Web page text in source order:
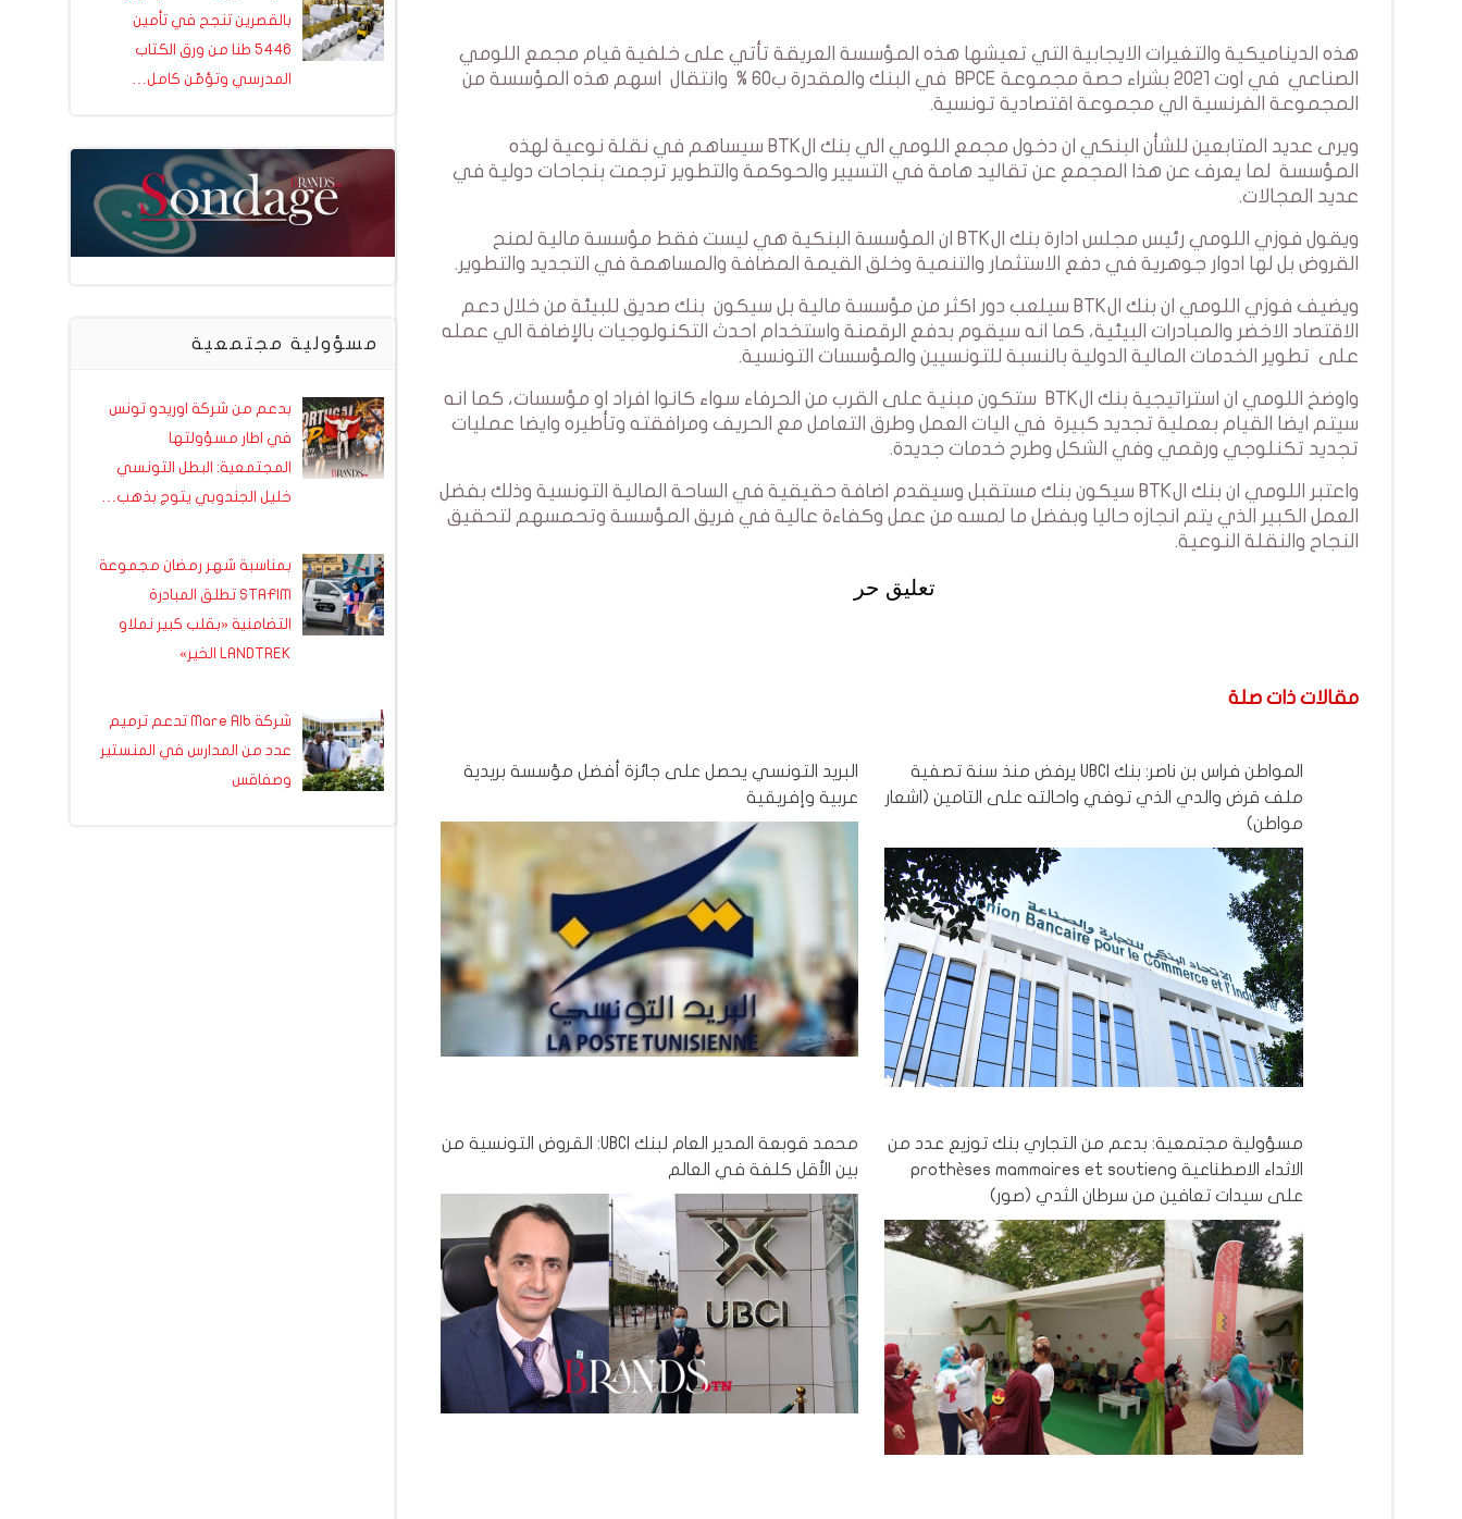
هذه الديناميكية والتغيرات الايجابية التي تعيشها هذه المؤسسة العريقة تأتي على خلفية قيام مجمع اللومي
الصناعي في اوت 2021 بشراء حصة مجموعة BPCE في البنك والمقدرة ب60 % وانتقال اسهم هذه المؤسسة من
المجموعة الفرنسية الي مجموعة اقتصادية تونسية.
ويرى عديد المتابعين للشأن البنكي ان دخول مجمع اللومي الي بنك الBTK سيساهم في نقلة نوعية لهذه
المؤسسة لما يعرف عن هذا المجمع عن تقاليد هامة في التسيير والحوكمة والتطوير ترجمت بنجاحات دولية في
عديد المجالات.
ويقول فوزي اللومي رئيس مجلس ادارة بنك الBTK ان المؤسسة البنكية هي ليست فقط مؤسسة مالية لمنح
القروض بل لها ادوار جوهرية في دفع الاستثمار والتنمية وخلق القيمة المضافة والمساهمة في التجديد والتطوير.
ويضيف فوزي اللومي ان بنك الBTK سيلعب دور اكثر من مؤسسة مالية بل سيكون بنك صديق للبيئة من خلال دعم
الاقتصاد الاخضر والمبادرات البيئية، كما انه سيقوم بدفع الرقمنة واستخدام احدث التكنولوجيات بالإضافة الي عمله
على تطوير الخدمات المالية الدولية بالنسبة للتونسيين والمؤسسات التونسية.
واوضخ اللومي ان استراتيجية بنك الBTK ستكون مبنية على القرب من الحرفاء سواء كانوا افراد او مؤسسات، كما انه
سيتم ايضا القيام بعملية تجديد كبيرة في اليات العمل وطرق التعامل مع الحريف ومرافقته وتأطيره وايضا عمليات
تجديد تكنلوجي ورقمي وفي الشكل وطرح خدمات جديدة.
واعتبر اللومي ان بنك الBTK سيكون بنك مستقبل وسيقدم اضافة حقيقية في الساحة المالية التونسية وذلك بفضل
العمل الكبير الذي يتم انجازه حاليا وبفضل ما لمسه من عمل وكفاءة عالية في فريق المؤسسة وتحمسهم لتحقيق
النجاح والنقلة النوعية.
تعليق حر
مقالات ذات صلة
المواطن فراس بن ناصر: بنك UBCI يرفض منذ سنة تصفية
ملف قرض والدي الذي توفي واحالته على التامين (اشعار
مواطن)
البريد التونسي يحصل على جائزة أفضل مؤسسة بريدية
عربية وإفريقية
مسؤولية مجتمعية: بدعم من التجاري بنك توزيع عدد من
الاثداء الاصطناعية وprothèses mammaires et soutien
على سيدات تعافين من سرطان الثدي (صور)
محمد قوبعة المدير العام لبنك UBCI: القروض التونسية من
بين الأقل كلفة في العالم
بالقصرين تنجح في تأمين
5446 طنا من ورق الكتاب
المدرسي وتؤمّن كامل…
مسؤولية مجتمعية
بدعم من شركة اوريدو تونس
في اطار مسؤولتها
المجتمعية: البطل التونسي
خليل الجندوبي يتوج بذهب…
بمناسبة شهر رمضان مجموعة
STAFIM تطلق المبادرة
التضامنية «بقلب كبير نملاو
LANDTREK الخير»
شركة Mare Alb تدعم ترميم
عدد من المدارس في المنستير
وصفاقس